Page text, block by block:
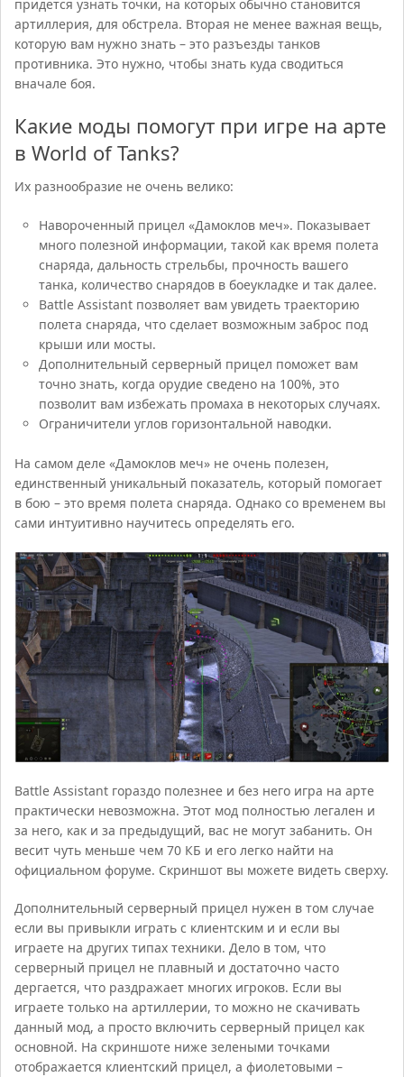
придется узнать точки, на которых обычно становится
артиллерия, для обстрела. Вторая не менее важная вещь,
которую вам нужно знать – это разъезды танков
противника. Это нужно, чтобы знать куда сводиться
вначале боя.
Какие моды помогут при игре на арте
в World of Tanks?
Их разнообразие не очень велико:
Навороченный прицел «Дамоклов меч». Показывает
много полезной информации, такой как время полета
снаряда, дальность стрельбы, прочность вашего
танка, количество снарядов в боеукладке и так далее.
Battle Assistant позволяет вам увидеть траекторию
полета снаряда, что сделает возможным заброс под
крыши или мосты.
Дополнительный серверный прицел поможет вам
точно знать, когда орудие сведено на 100%, это
позволит вам избежать промаха в некоторых случаях.
Ограничители углов горизонтальной наводки.
На самом деле «Дамоклов меч» не очень полезен,
единственный уникальный показатель, который помогает
в бою – это время полета снаряда. Однако со временем вы
сами интуитивно научитесь определять его.
Battle Assistant гораздо полезнее и без него игра на арте
практически невозможна. Этот мод полностью легален и
за него, как и за предыдущий, вас не могут забанить. Он
весит чуть меньше чем 70 КБ и его легко найти на
официальном форуме. Скриншот вы можете видеть сверху.
Дополнительный серверный прицел нужен в том случае
если вы привыкли играть с клиентским и и если вы
играете на других типах техники. Дело в том, что
серверный прицел не плавный и достаточно часто
дергается, что раздражает многих игроков. Если вы
играете только на артиллерии, то можно не скачивать
данный мод, а просто включить серверный прицел как
основной. На скриншоте ниже зелеными точками
отображается клиентский прицел, а фиолетовыми –